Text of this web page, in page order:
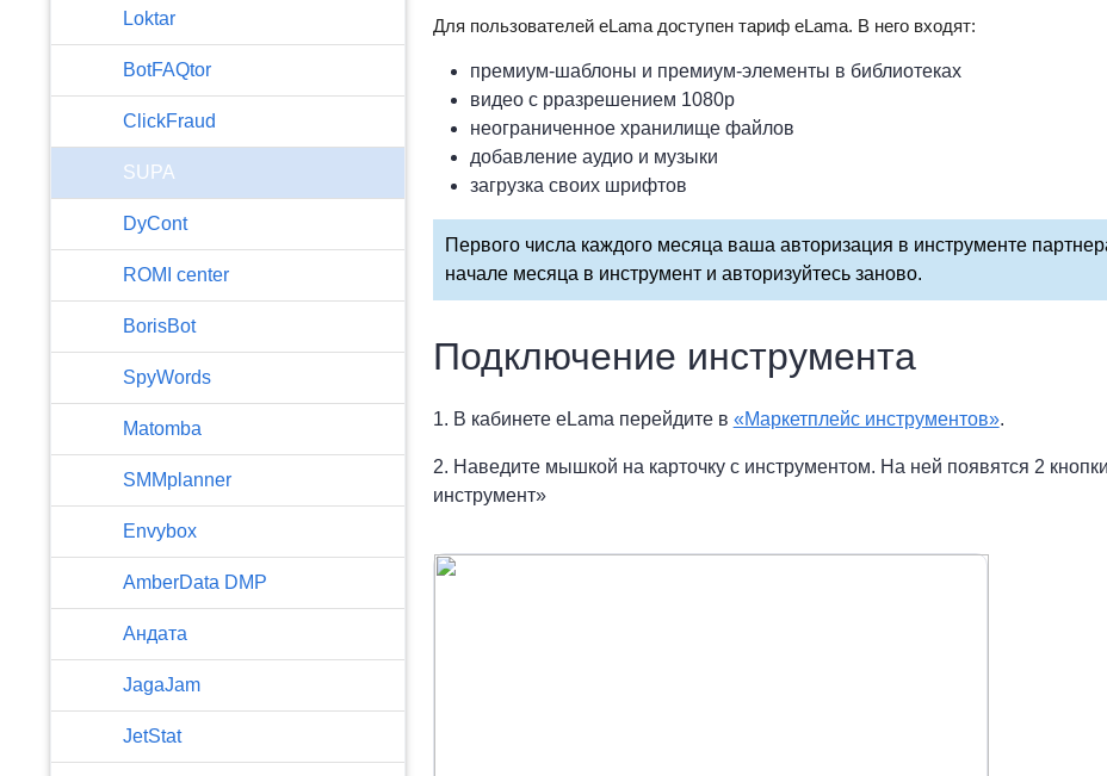
Loktar
BotFAQtor
​ClickFraud
SUPA
DyCont
ROMI center
BorisBot
SpyWords
Matomba
SMMplanner
Envybox
AmberData DMP
Андата
JagaJam
JetStat
Для пользователей eLama доступен тариф eLama. В него входят:
премиум-шаблоны и премиум-элементы в библиотеках
видео с рразрешением 1080p
неограниченное хранилище файлов
добавление аудио и музыки
загрузка своих шрифтов
Первого числа каждого месяца ваша авторизация в инструменте
начале месяца в инструмент и авторизуйтесь заново.
Подключение инструмента
1. В кабинете eLama перейдите в «Маркетплейс инструментов».
2. Наведите мышкой на карточку с инструментом. На ней появятся 2
инструмент»